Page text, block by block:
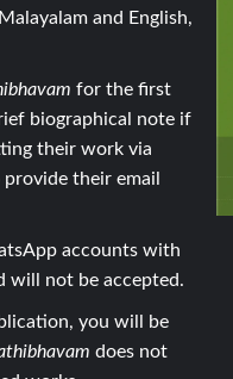
and English,
for the first
biographical note if
their work via
their email
accounts with
will not be accepted.
you will be
does not